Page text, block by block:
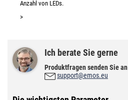
Anzahl von LEDs.
>
Ich berate Sie gerne
Produktfragen senden Sie an
support@emos.eu